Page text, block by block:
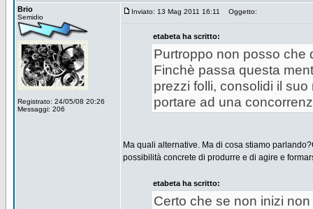
Brio
Semidio
Registrato: 24/05/08 20:26
Messaggi: 206
Inviato: 13 Mag 2011 16:11 Oggetto:
etabeta ha scritto:
Purtroppo non posso che
Finchè passa questa
prezzi folli, consolidi il
portare ad una
Ma quali alternative. Ma di cosa stiamo
possibilità concrete di produrre e di agire e
etabeta ha scritto:
Certo che se non inizi